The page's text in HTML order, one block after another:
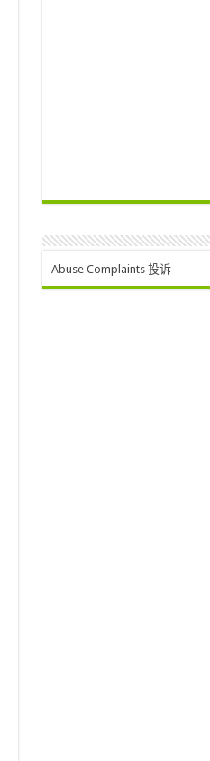
Abuse Complaints 投诉